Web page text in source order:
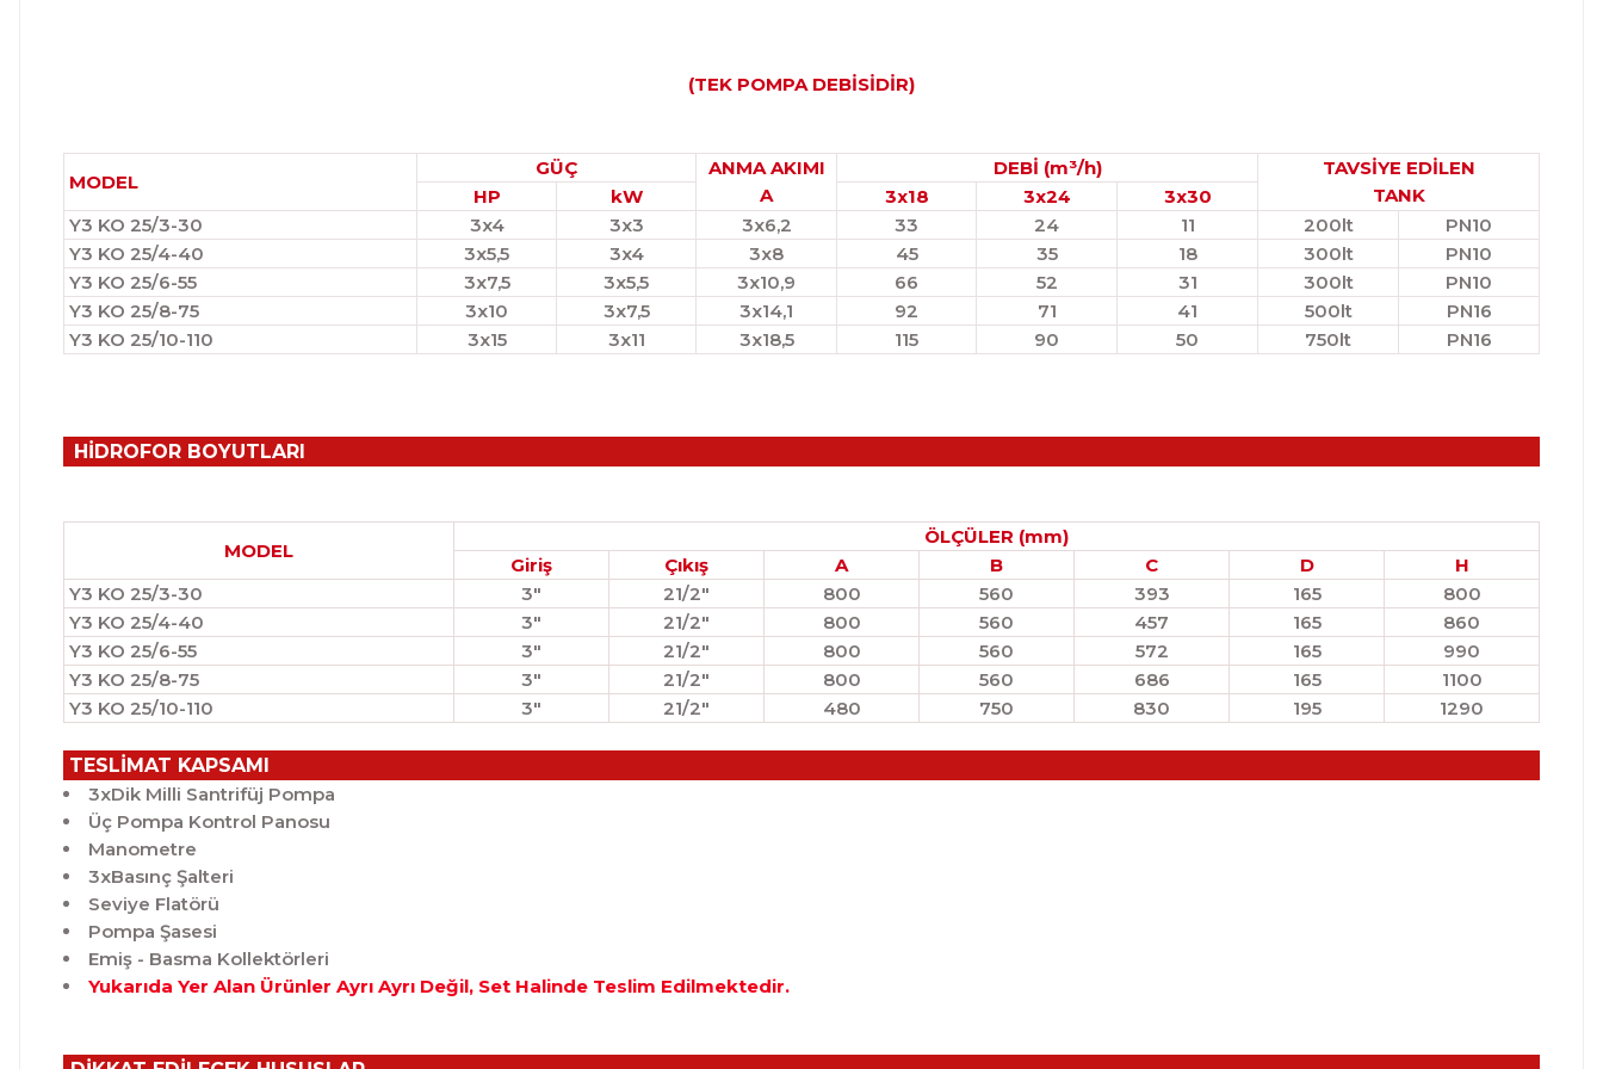
(TEK POMPA DEBİSİDİR)
MODEL
GÜÇ
ANMA AKIMI
A
DEBİ (m³/h)
TAVSİYE EDİLEN
TANK
HP kW 3x18 3x24 3x30
Y3 KO 25/3-30
3x4 3x3 3x6,2 33 24 11 200lt
PN10
Y3 KO 25/4-40
3x5,5 3x4 3x8 45 35 18 300lt
PN10
Y3 KO 25/6-55
3x7,5 3x5,5 3x10,9 66 52 31 300lt
PN10
Y3 KO 25/8-75
3x10 3x7,5 3x14,1 92 71 41 500lt
PN16
Y3 KO 25/10-110
3x15 3x11 3x18,5 115 90 50 750lt PN16
HİDROFOR BOYUTLARI
MODEL
ÖLÇÜLER (mm)
Giriş
Çıkış A B C D
H
Y3 KO 25/3-30
3" 21/2" 800 560 393 165
800
Y3 KO 25/4-40
3" 21/2" 800 560 457 165
860
Y3 KO 25/6-55
3" 21/2" 800 560 572 165
990
Y3 KO 25/8-75
3" 21/2" 800 560 686 165
1100
Y3 KO 25/10-110
3" 21/2" 480 750 830 195 1290
TESLİMAT KAPSAMI
3xDik Milli Santrifüj Pompa
Üç Pompa Kontrol Panosu
Manometre
3xBasınç Şalteri
Seviye Flatörü
Pompa Şasesi
Emiş - Basma Kollektörleri
Yukarıda Yer Alan Ürünler Ayrı Ayrı Değil, Set Halinde Teslim Edilmektedir.